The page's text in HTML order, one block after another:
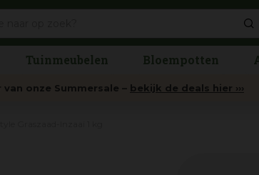
Tuinmeubelen Bloempotten
onze Summersale – bekijk de deals hier ›››